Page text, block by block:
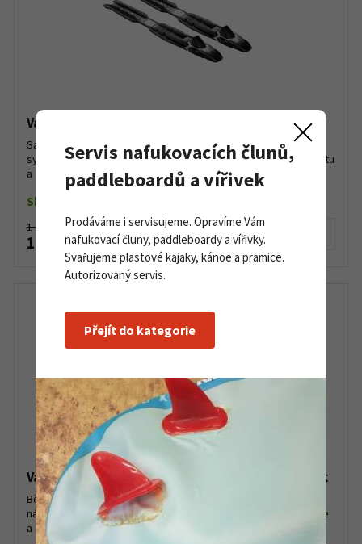
Vázání Salomon Prolink Pro Classic
Salomon Prolink Pro Classic je vázání kompatibilní se
systémem NNN. Nízký profil a široká platforma pro lepší stabilitu
a těsný kontakt s lyžemi, což umožní výjimečný cit...
Skladem do 5 párů
1 390 Kč
1 190 Kč
Vázání na běžky Fischer Touring Classic NIS black
Běžecké vázání Fischer Touring Classic NIS má nový vylepšený
nášlapný systém, díky kterému do něj boty jednoduše uchytíte
a snadno uvolníte. K vyššímu komfortu přispívá i...
Servis nafukovacích člunů,
paddleboardů a vířivek
Prodáváme i servisujeme. Opravíme Vám
nafukovací čluny, paddleboardy a vířivky.
Svařujeme plastové kajaky, kánoe a pramice.
Autorizovaný servis.
Přejít do kategorie